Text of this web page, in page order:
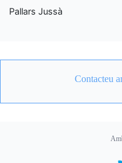
Pallars Jussà
Contacteu